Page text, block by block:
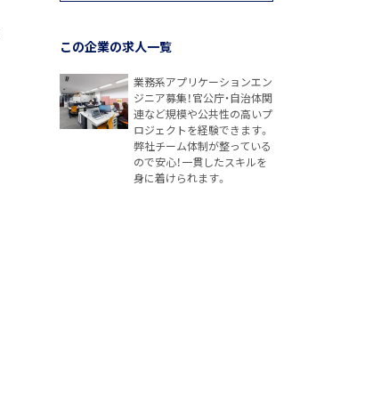
この企業の求人一覧
業務系アプリケーションエン
ジニア募集！官公庁・自治体関
連など規模や公共性の高いプ
ロジェクトを経験できます。
弊社チーム体制が整っている
ので安心！一貫したスキルを
身に着けられます。